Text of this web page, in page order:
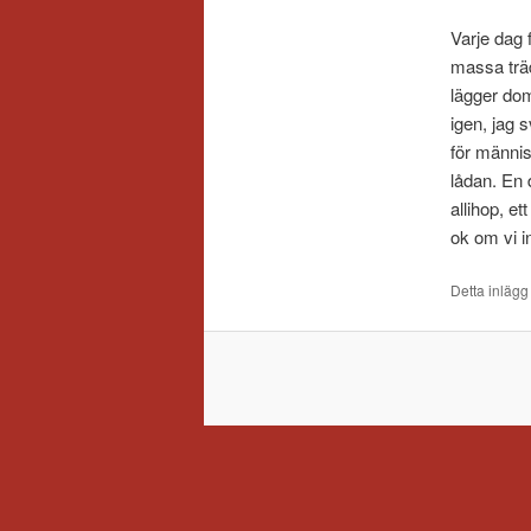
Varje dag
massa
lägger
igen, jag
för
lådan. En
allihop,
ok om vi
Detta